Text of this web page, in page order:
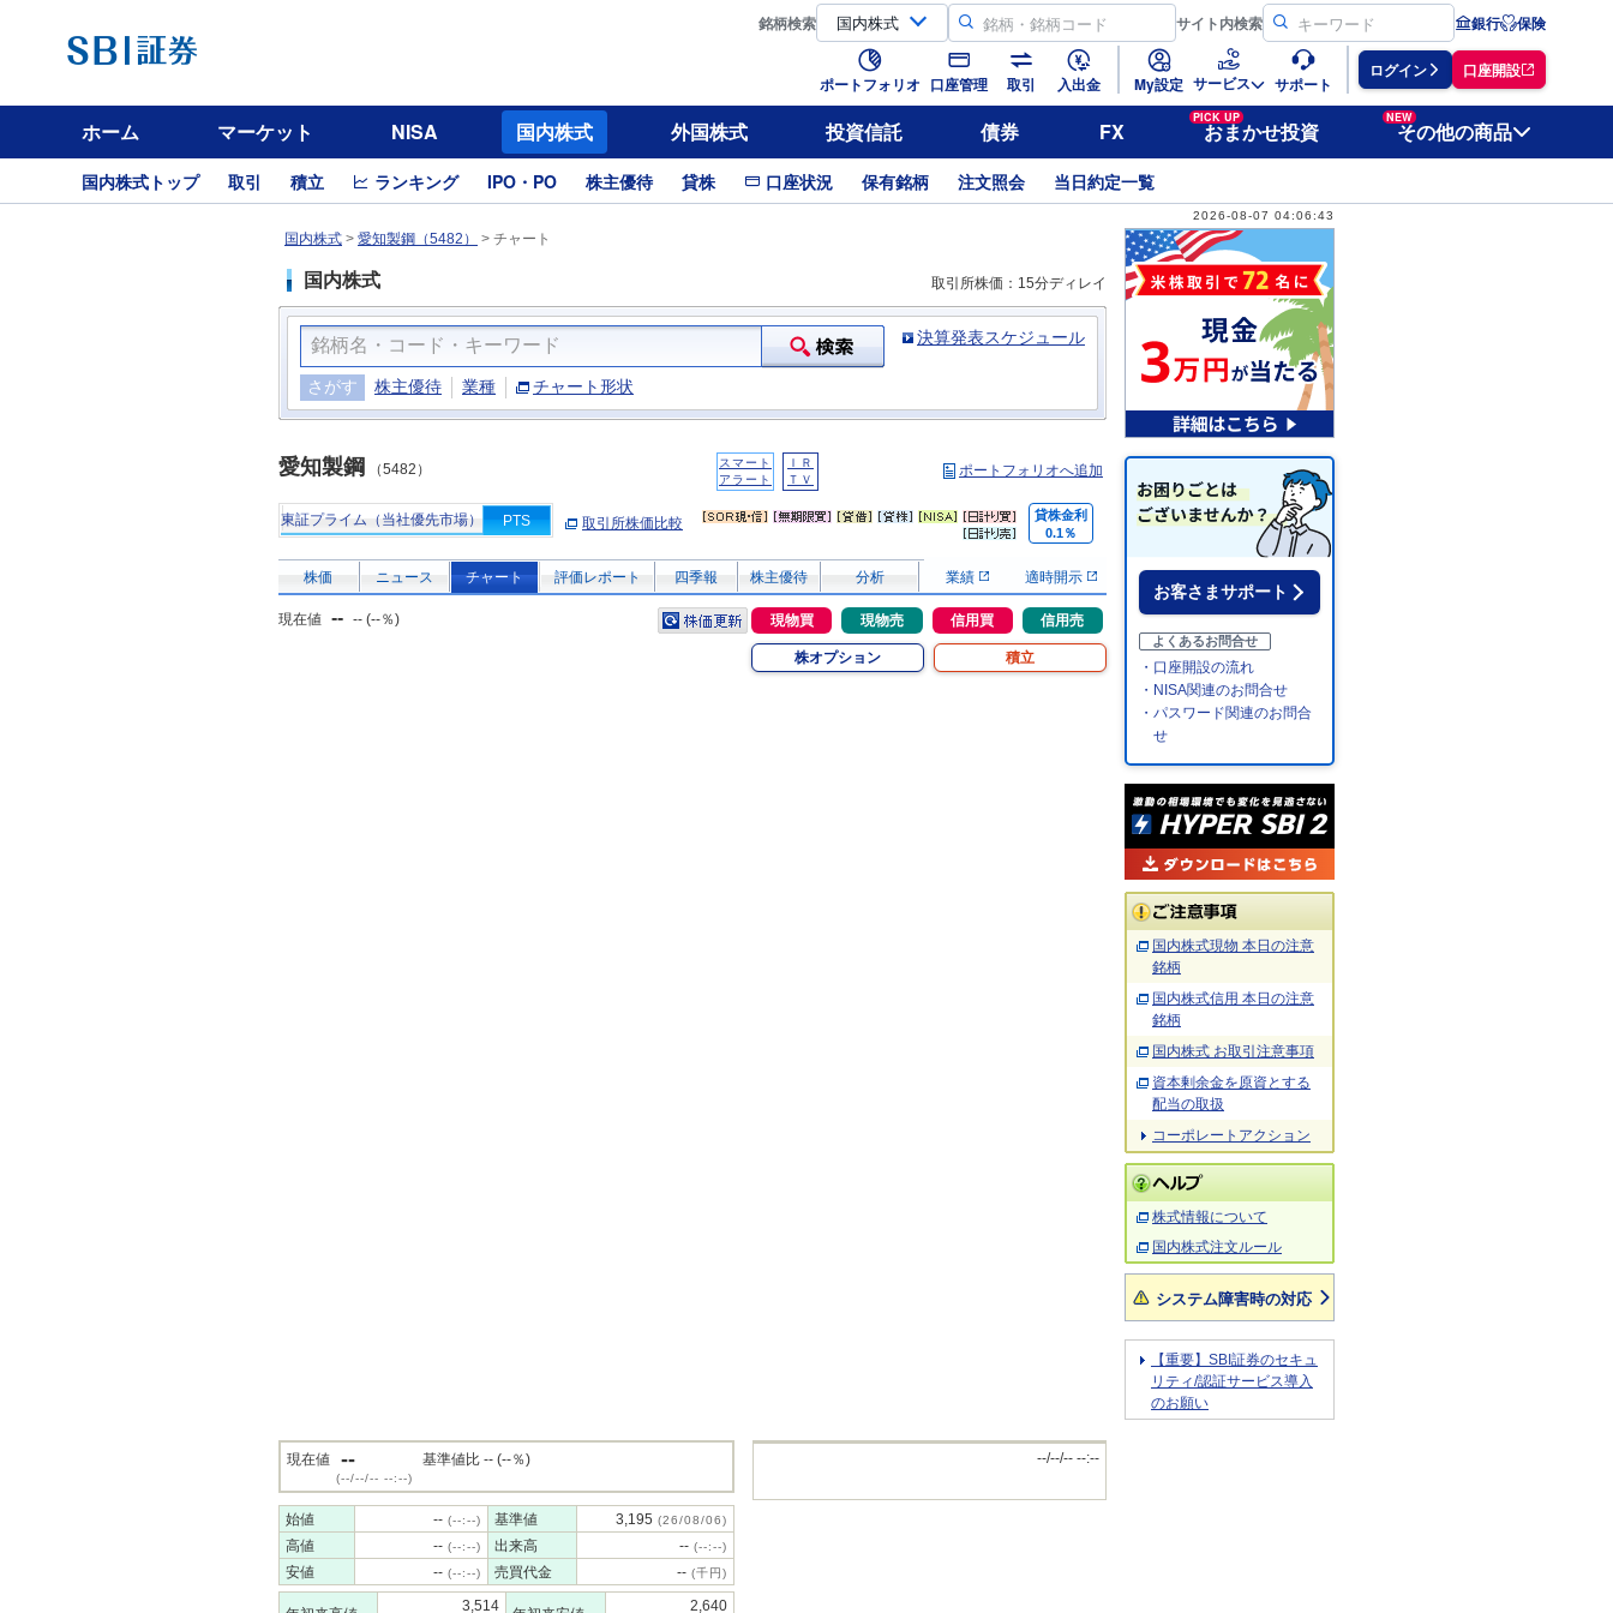
銘柄検索 サイト内検索 銀行 保険
ポートフォリオ 口座管理 取引 入出金 My設定 サービス サポート
ログイン 口座開設
ホーム マーケット NISA 国内株式 外国株式 投資信託 債券 FX
PICK UP
おまかせ投資
NEW
その他の商品
国内株式トップ 取引 積立 ランキング IPO・PO 株主優待 貸株 口座状況 保有銘柄 注文照会 当日約定一覧
2026-08-07 04:06:43
国内株式 > 愛知製鋼（5482） > チャート
国内株式 取引所株価：15分ディレイ
決算発表スケジュール
さがす 株主優待 業種 チャート形状
愛知製鋼 （5482）
スマート
アラート
ＩＲ
ＴＶ
ポートフォリオへ追加
東証プライム（当社優先市場） PTS 取引所株価比較
貸株金利
0.1％
株価 ニュース チャート 評価レポート 四季報 株主優待 分析 業績 適時開示
現在値 -- -- (--％) 現物買 現物売 信用買 信用売
株オプション 積立
現在値 --
(--/--/-- --:--)
基準値比 -- (--％)
始値 -- (--:--) 基準値 3,195 (26/08/06)
高値 -- (--:--) 出来高 -- (--:--)
安値 -- (--:--) 売買代金 -- (千円)
3,514 2,640
--/--/-- --:--
お客さまサポート
よくあるお問合せ
・口座開設の流れ
・NISA関連のお問合せ
・パスワード関連のお問合
せ
国内株式現物 本日の注意
銘柄
国内株式信用 本日の注意
銘柄
国内株式 お取引注意事項
資本剰余金を原資とする
配当の取扱
コーポレートアクション
株式情報について
国内株式注文ルール
システム障害時の対応
【重要】SBI証券のセキュ
リティ/認証サービス導入
のお願い